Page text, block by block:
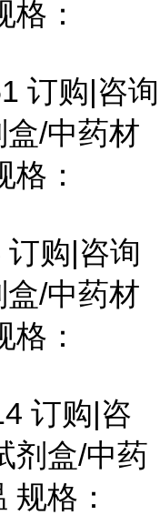
：
订购|咨询
/中药材
：
购|咨询
/中药材
：
订购|咨
剂盒/中药
格：